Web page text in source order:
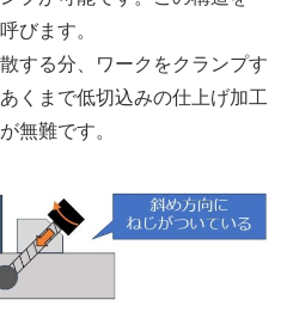
びます。
する分、ワークをクランプす
くまで低切込みの仕上げ加工
無難です。